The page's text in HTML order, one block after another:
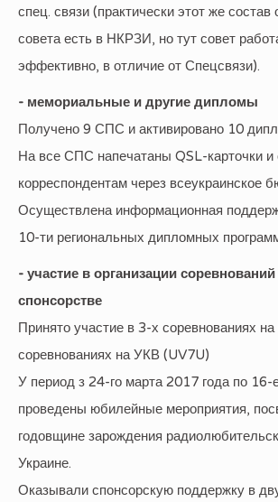
спец. связи (практически этот же состав
совета есть в НКРЗИ, но тут совет
эффективно, в отличие от Спецсвязи).
- мемориальные и другие дипломы
Получено 9 СПС и активировано 10
На все СПС напечатаны QSL-карточки
корреспондентам через всеукраинское
Осуществлена информационная
10-ти региональных дипломных
- участие в организации
спонсорстве
Принято участие в 3-х соревнованиях
соревнованиях на УКВ (UV7U)
У период з 24-го марта 2017 года по
проведены юбилейные мероприятия,
годовщине зарождения
Украине.
Оказывали спонсорскую поддержку в